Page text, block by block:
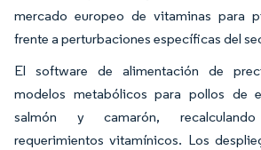
mercado europeo de vitaminas para
frente a perturbaciones específicas del
El software de alimentación de
modelos metabólicos para pollos de
salmón y camarón,
requerimientos vitamínicos. Los